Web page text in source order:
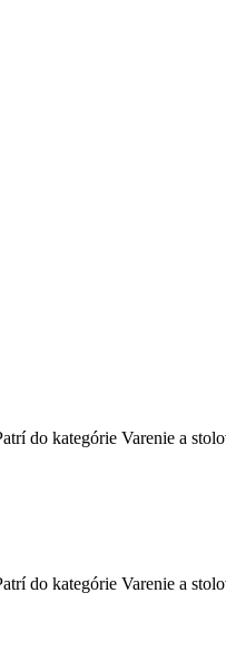
do kategórie Varenie a
do kategórie Varenie a